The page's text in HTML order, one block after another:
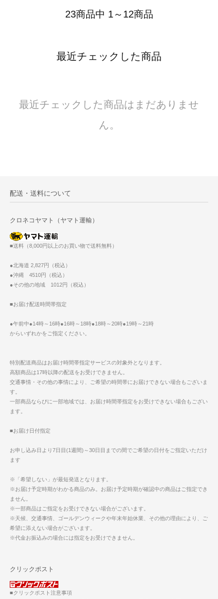
23商品中 1～12商品
最近チェックした商品
最近チェックした商品はまだありませ
ん。
配送・送料について
クロネコヤマト（ヤマト運輸）
■送料（8,000円以上のお買い物で送料無料）
●北海道 2,827円（税込）
●沖縄 4510円（税込）
●その他の地域 1012円（税込）
■お届け配送時間帯指定
●午前中●14時～16時●16時～18時●18時～20時●19時～21時
からいずれかをご指定ください。
特別配送商品はお届け時間帯指定サービスの対象外となります。
高額商品は17時以降の配送をお受けできません。
交通事情・その他の事情により、ご希望の時間帯にお届けできない場合もございま
す。
一部商品ならびに一部地域では、お届け時間帯指定をお受けできない場合もござい
ます。
■お届け日付指定
お申し込み日より7日目(1週間)～30日目までの間でご希望の日付をご指定いただけ
ます
※「希望しない」が最短発送となります。
※お届け予定時期がわかる商品のみ。お届け予定時期が確認中の商品はご指定でき
ません。
※一部商品はご指定をお受けできない場合がございます。
※天候、交通事情、ゴールデンウィークや年末年始休業、その他の理由により、ご
希望に添えない場合がございます。
※代金お振込みの場合には指定をお受けできません。
クリックポスト
■クリックポスト注意事項